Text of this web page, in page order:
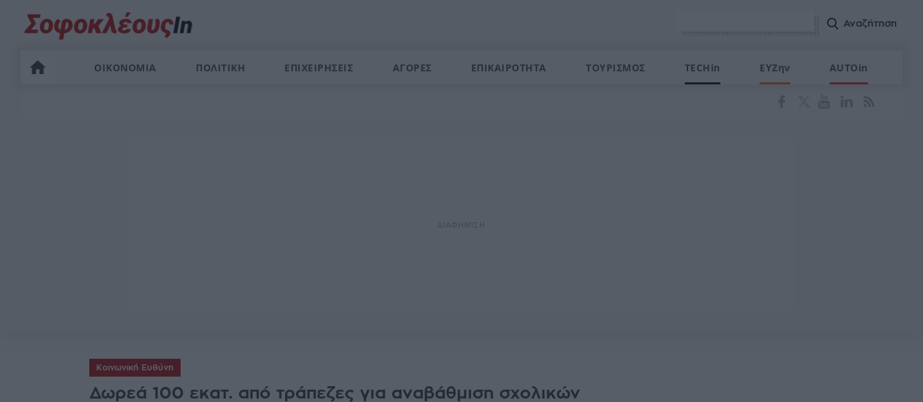
ΟΙΚΟΝΟΜΙΑ ΠΟΛΙΤΙΚΗ ΕΠΙΧΕΙΡΗΣΕΙΣ ΑΓΟΡΕΣ ΕΠΙΚΑΙΡΟΤΗΤΑ ΤΟΥΡΙΣΜΟΣ TECHin ΕΥΖην AUTOin
Κοινωνική Ευθύνη
Δωρεά 100 εκατ. από τράπεζες για αναβάθμιση σχολικών